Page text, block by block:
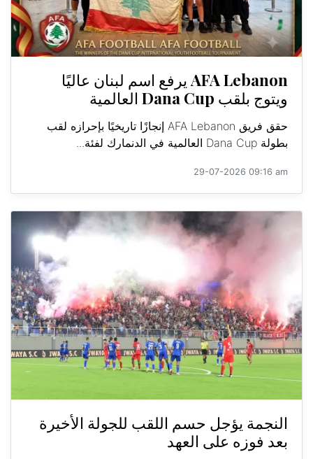
AFA Lebanon يرفع اسم لبنان عاليًا
ويتوج بلقب Dana Cup العالمية
حقق فريق AFA Lebanon إنجازًا تاريخيًا بإحرازه لقب
بطولة Dana Cup العالمية في الدنمارك لفئة...
29-07-2026 09:16 am
النجمة يؤجل حسم اللقب للجولة الأخيرة
بعد فوزه على العهد